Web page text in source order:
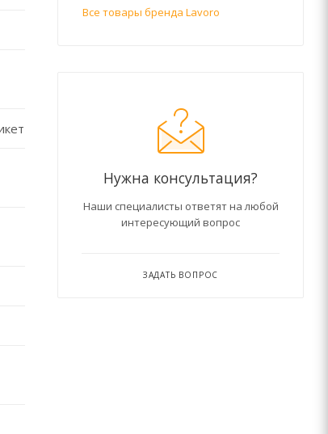
Все товары бренда Lavoro
Нужна консультация?
Наши специалисты ответят на любой
интересующий вопрос
ЗАДАТЬ ВОПРОС